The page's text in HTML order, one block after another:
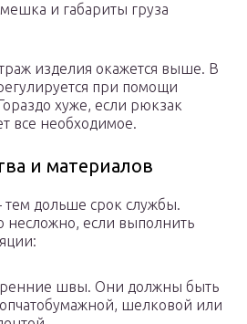
и габариты груза
изделия окажется выше. В
при помощи
хуже, если рюкзак
все необходимое.
и материалов
дольше срок службы.
несложно, если выполнить
швы. Они должны быть
шелковой или